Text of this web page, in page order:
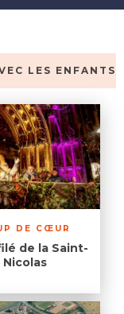
LES ENFANTS
DE CŒUR
de la Saint-
Nicolas